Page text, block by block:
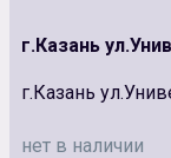
г.Казань
г.Казань
нет в наличии